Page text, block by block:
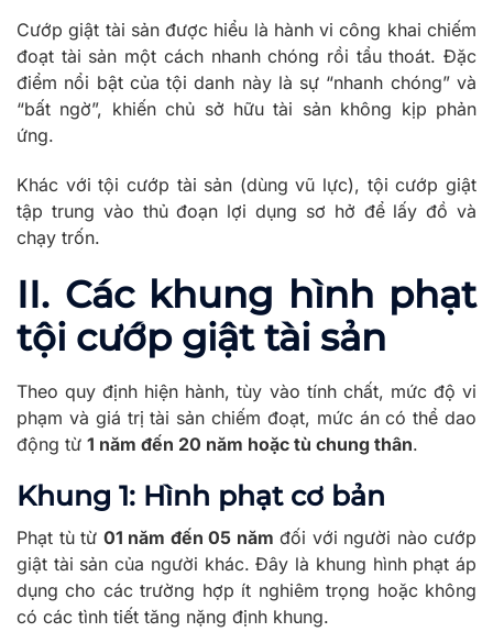
Cướp giật tài sản được hiểu là hành vi công khai chiếm
đoạt tài sản một cách nhanh chóng rồi tẩu thoát. Đặc
điểm nổi bật của tội danh này là sự “nhanh chóng” và
“bất ngờ”, khiến chủ sở hữu tài sản không kịp phản
ứng.
Khác với tội cướp tài sản (dùng vũ lực), tội cướp giật
tập trung vào thủ đoạn lợi dụng sơ hở để lấy đồ và
chạy trốn.
II. Các khung hình phạt
tội cướp giật tài sản
Theo quy định hiện hành, tùy vào tính chất, mức độ vi
phạm và giá trị tài sản chiếm đoạt, mức án có thể dao
động từ 1 năm đến 20 năm hoặc tù chung thân.
Khung 1: Hình phạt cơ bản
Phạt tù từ 01 năm đến 05 năm đối với người nào cướp
giật tài sản của người khác. Đây là khung hình phạt áp
dụng cho các trường hợp ít nghiêm trọng hoặc không
có các tình tiết tăng nặng định khung.